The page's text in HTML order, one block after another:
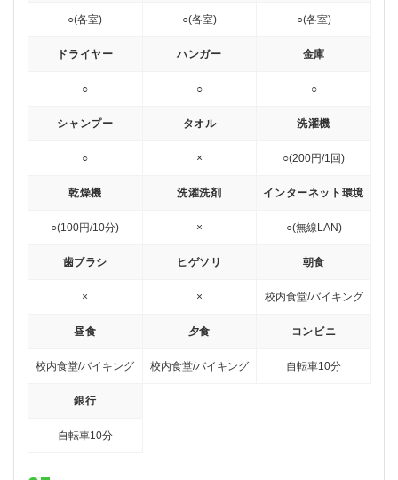
○(各室) ○(各室) ○(各室)
ドライヤー
○
ハンガー
○
金庫
○
シャンプー
○
タオル
×
洗濯機
○(200円/1回)
乾燥機
○(100円/10分)
洗濯洗剤
×
インターネット環境
○(無線LAN)
歯ブラシ
×
ヒゲソリ
×
朝食
校内食堂/バイキング
昼食
校内食堂/バイキング
夕食
校内食堂/バイキング
コンビニ
自転車10分
銀行
自転車10分